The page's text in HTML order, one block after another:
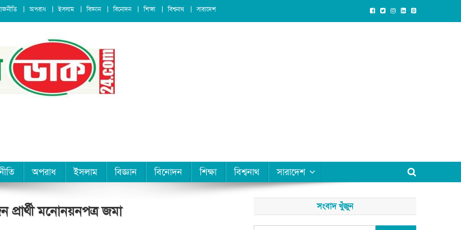
অপরাধ ইসলাম বিজ্ঞান বিনোদন শিক্ষা বিশ্বনাথ সারাদেশ
অপরাধ ইসলাম বিজ্ঞান বিনোদন শিক্ষা বিশ্বনাথ সারাদেশ
প্রার্থী মনোনয়নপত্র জমা সংবাদ খুঁজুন